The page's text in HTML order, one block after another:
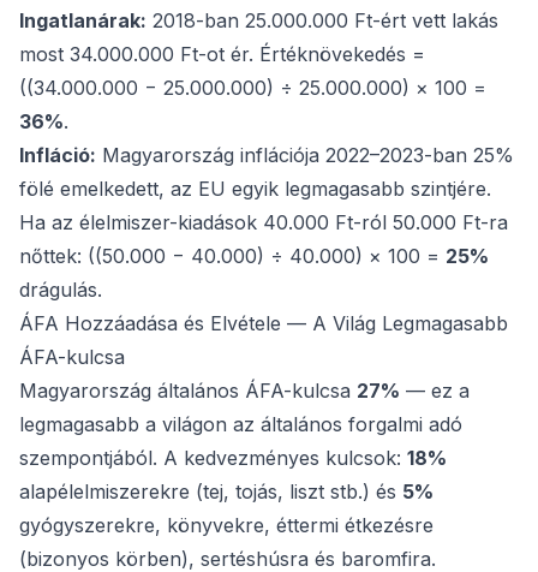
Ingatlanárak: 2018-ban 25.000.000 Ft-ért vett lakás
most 34.000.000 Ft-ot ér. Értéknövekedés =
((34.000.000 − 25.000.000) ÷ 25.000.000) × 100 =
36%.
Infláció: Magyarország inflációja 2022–2023-ban 25%
fölé emelkedett, az EU egyik legmagasabb szintjére.
Ha az élelmiszer-kiadások 40.000 Ft-ról 50.000 Ft-ra
nőttek: ((50.000 − 40.000) ÷ 40.000) × 100 = 25%
drágulás.
ÁFA Hozzáadása és Elvétele — A Világ Legmagasabb
ÁFA-kulcsa
Magyarország általános ÁFA-kulcsa 27% — ez a
legmagasabb a világon az általános forgalmi adó
szempontjából. A kedvezményes kulcsok: 18%
alapélelmiszerekre (tej, tojás, liszt stb.) és 5%
gyógyszerekre, könyvekre, éttermi étkezésre
(bizonyos körben), sertéshúsra és baromfira.